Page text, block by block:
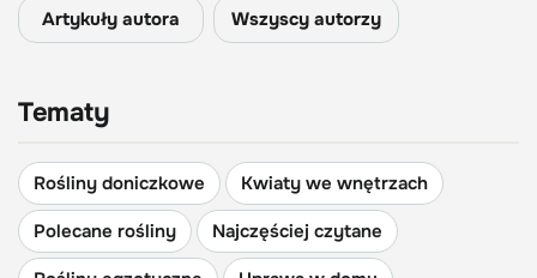
Artykuły autora Wszyscy autorzy
Tematy
Rośliny doniczkowe
Kwiaty we wnętrzach
Polecane rośliny
Najczęściej czytane